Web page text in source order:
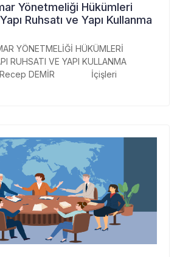
Yönetmeliği Hükümleri
Ruhsatı ve Yapı Kullanma
YÖNETMELİĞİ HÜKÜMLERİ
RUHSATI VE YAPI KULLANMA
DEMİR İçişleri